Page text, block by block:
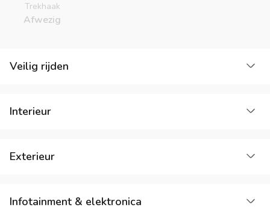
Trekhaak
Afwezig
Veilig rijden
Interieur
Exterieur
Infotainment & elektronica